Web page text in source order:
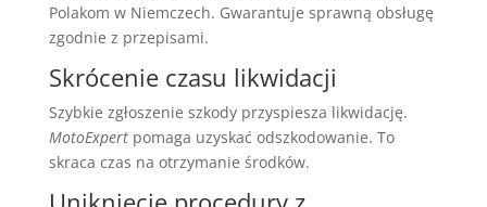
Polakom w Niemczech. Gwarantuje sprawną obsługę
zgodnie z przepisami.
Skrócenie czasu likwidacji
Szybkie zgłoszenie szkody przyspiesza likwidację.
MotoExpertpomaga uzyskać odszkodowanie. To
skraca czas na otrzymanie środków.